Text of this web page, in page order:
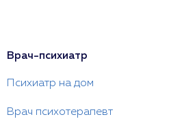
Врач-психиатр
Психиатр на дом
Врач психотерапевт